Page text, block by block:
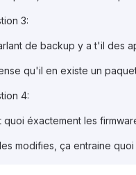
3:
de backup y a t'il des
qu'il en existe un
4:
quoi éxactement les
modifies, ça entraine